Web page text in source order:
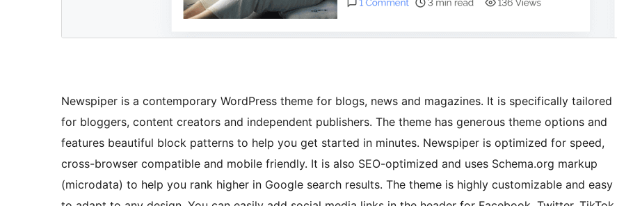
Newspiper is a contemporary WordPress theme for blogs, news and magazines. It is specifically tailored
for bloggers, content creators and independent publishers. The theme has generous theme options and
features beautiful block patterns to help you get started in minutes. Newspiper is optimized for speed,
cross-browser compatible and mobile friendly. It is also SEO-optimized and uses Schema.org markup
(microdata) to help you rank higher in Google search results. The theme is highly customizable and easy